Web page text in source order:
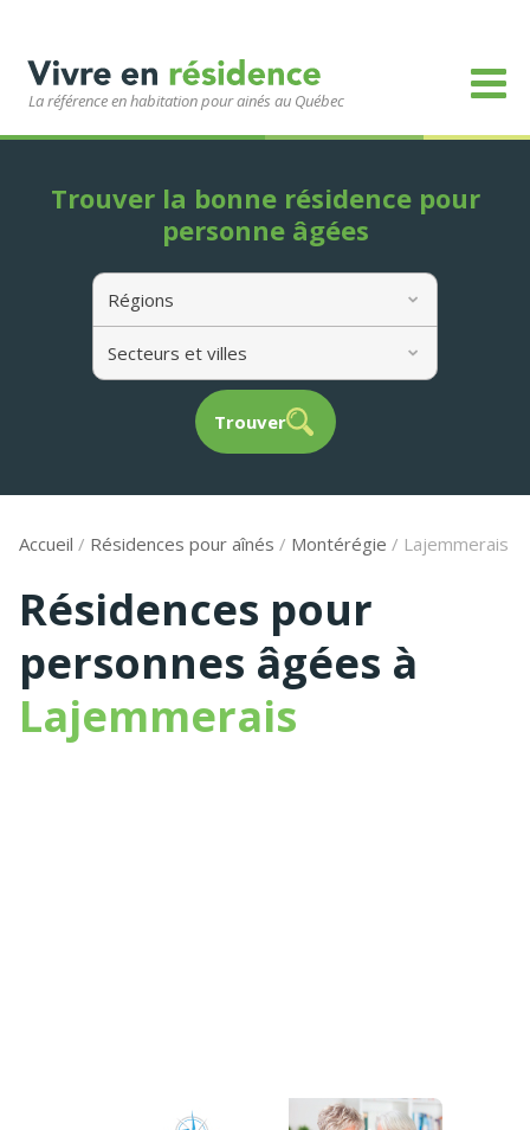
La référence en habitation pour ainés au Québec
Régions
Secteurs et villes
Trouver
Trouver la bonne résidence pour
personne âgées
Accueil / Résidences pour aînés / Montérégie / Lajemmerais
Résidences pour
personnes âgées à
Lajemmerais